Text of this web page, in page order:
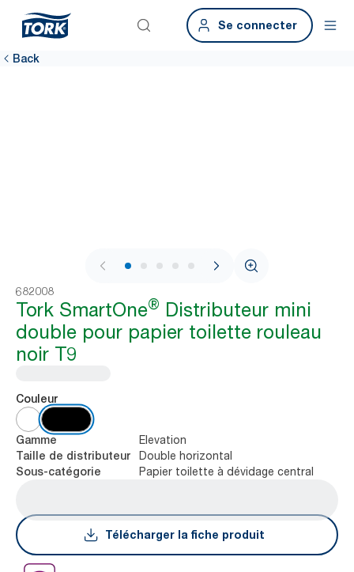
Se connecter
Back
1 / 10
682008
Tork SmartOne® Distributeur mini
double pour papier toilette rouleau
noir T9
Couleur
Gamme Elevation
Taille de distributeur Double horizontal
Sous-catégorie Papier toilette à dévidage central
Télécharger la fiche produit